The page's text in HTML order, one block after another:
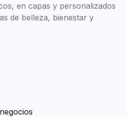
en capas y personalizados
de belleza, bienestar y